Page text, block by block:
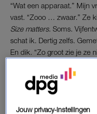
“Wat een apparaat.” Mijn
vast. “Zooo … zwaar.” Ze
Size matters. Soms.
schat ik. Dertig zelfs.
En dik. “Zo groot zie je ze
Jouw privacy-instellingen